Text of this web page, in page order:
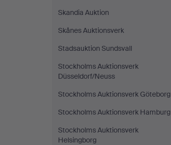
Skandia Auktion
Skånes Auktionsverk
Stadsauktion Sundsvall
Stockholms Auktionsverk
Düsseldorf/Neuss
Stockholms Auktionsverk Göteborg
Stockholms Auktionsverk Hamburg
Stockholms Auktionsverk
Helsingborg